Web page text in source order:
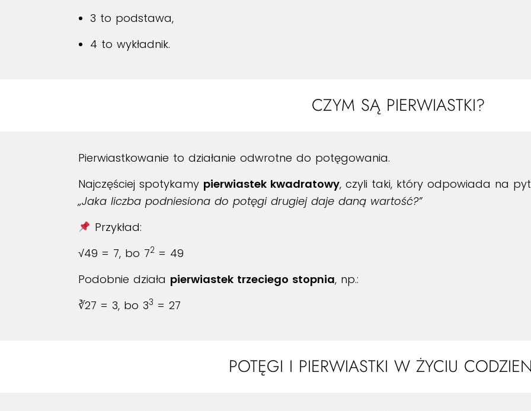
3 to podstawa,
4 to wykładnik.
CZYM SĄ PIERWIASTKI?
Pierwiastkowanie to działanie odwrotne do potęgowania.
Najczęściej spotykamy pierwiastek kwadratowy, czyli taki, który odpowiada na
„Jaka liczba podniesiona do potęgi drugiej daje daną wartość?”
Przykład:
√49 = 7, bo 72 = 49
Podobnie działa pierwiastek trzeciego stopnia, np.:
∛27 = 3, bo 33 = 27
POTĘGI I PIERWIASTKI W ŻYCIU